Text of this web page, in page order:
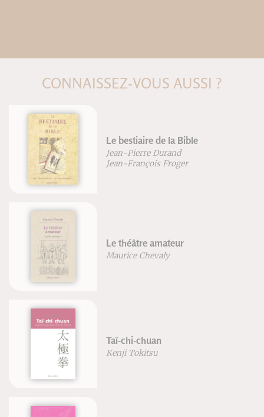
CONNAISSEZ-VOUS AUSSI ?
Le bestiaire de la Bible
Jean-Pierre Durand
Jean-François Froger
Le théâtre amateur
Maurice Chevaly
Taï-chi-chuan
Kenji Tokitsu